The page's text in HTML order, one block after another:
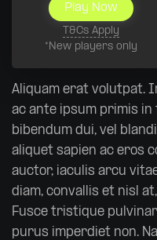
Play Now
T&Cs Apply
*New players only
Aliquam erat volutpat.
ac ante ipsum primis in
bibendum dui, vel
aliquet sapien ac eros
auctor, iaculis arcu
diam, convallis et nisl
Fusce tristique
purus imperdiet non.